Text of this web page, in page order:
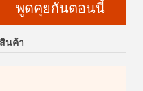
พูดคุยกันตอนนี้
นค้า